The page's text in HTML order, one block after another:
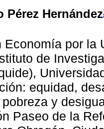
Pérez Hernández
Economía por la
de
equidad,
y
Paseo de la